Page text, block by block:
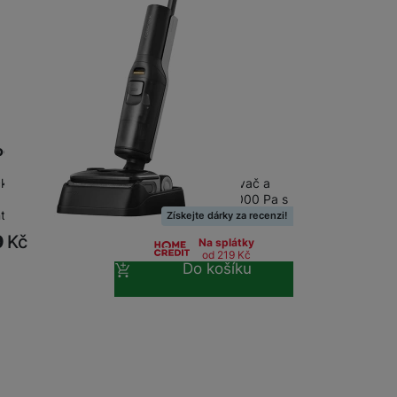
F25 Gen 2 Black
Získejte dárky za recenzi!
F25 Gen 2 Black • Akumulátorový vysavač a
pro suché i mokré sání • Sací výkon 20 000 Pa s
senzorem znečištění DirTect…
Kč
Na splátky
od 219 Kč
Do košíku